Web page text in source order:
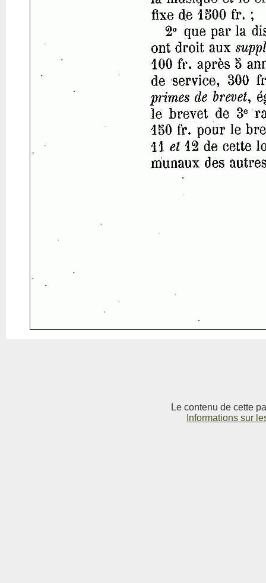
Le contenu de cette
Informations sur